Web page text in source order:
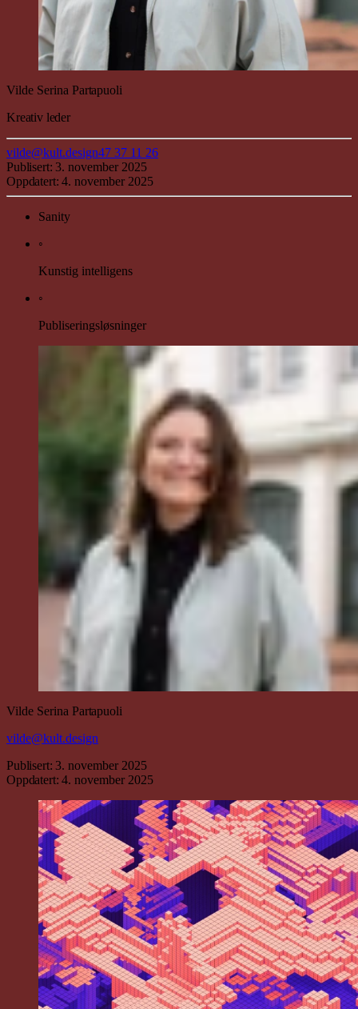
Vilde Serina Partapuoli
Kreativ leder
vilde@kult.design47 37 11 26
Publisert: 3. november 2025
Oppdatert: 4. november 2025
Sanity
◦
Kunstig intelligens
◦
Publiseringsløsninger
Vilde Serina Partapuoli
vilde@kult.design
Publisert: 3. november 2025
Oppdatert: 4. november 2025